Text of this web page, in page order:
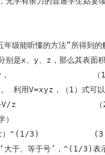
级能听懂的方法”所得到的
别是x、y、z，那么其表面
（1
利用V=xyz，（1）式可以
z                （2
^(1/3)
于、等于号’，^(1/3)表